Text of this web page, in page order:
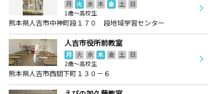
月 火 水 木 金 土
日
1歳～高校生
熊本県人吉市中神町段１７０ 段地域学習センター
人吉市役所前教室
月 火 水 木 金 土
日
2歳～高校生
熊本県人吉市西間下町１３０－６